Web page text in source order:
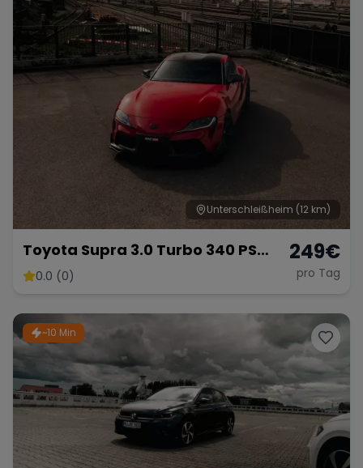
Range Rover Corvette
Unterschleißheim (12 km)
Toyota Supra 3.0 Turbo 340 PS
Sportwagen Premium
0.0 (0)
249€
pro Tag
~10 Min